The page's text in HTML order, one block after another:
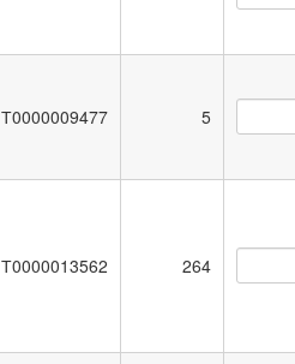
Т0000009477 5
Т0000013562 264